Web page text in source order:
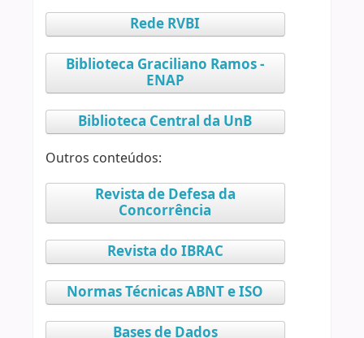
Rede RVBI
Biblioteca Graciliano Ramos -
ENAP
Biblioteca Central da UnB
Outros conteúdos:
Revista de Defesa da
Concorrência
Revista do IBRAC
Normas Técnicas ABNT e ISO
Bases de Dados